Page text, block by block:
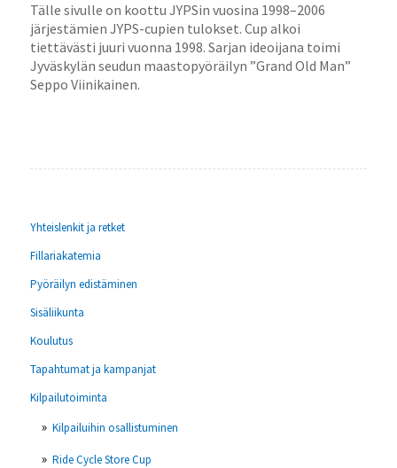
Tälle sivulle on koottu JYPSin vuosina 1998–2006
järjestämien JYPS-cupien tulokset. Cup alkoi
tiettävästi juuri vuonna 1998. Sarjan ideoijana toimi
Jyväskylän seudun maastopyöräilyn ”Grand Old Man”
Seppo Viinikainen.
Yhteislenkit ja retket
Fillariakatemia
Pyöräilyn edistäminen
Sisäliikunta
Koulutus
Tapahtumat ja kampanjat
Kilpailutoiminta
Kilpailuihin osallistuminen
Ride Cycle Store Cup